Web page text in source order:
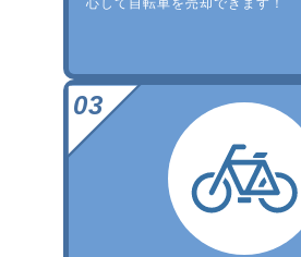
心して自転車を売却できます！